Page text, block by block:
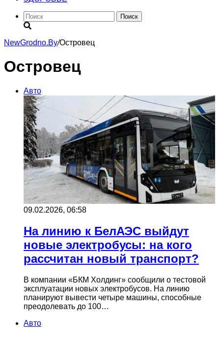
Поиск
NewGrodno.By/Островец
Островец
Авто
09.02.2026, 06:58
На линию к БелАЭС выйдут
новые электробусы: на кого
рассчитан новый транспорт?
В компании «БКМ Холдинг» сообщили о тестовой
эксплуатации новых электробусов. На линию
планируют вывести четыре машины, способные
преодолевать до 100…
Авто